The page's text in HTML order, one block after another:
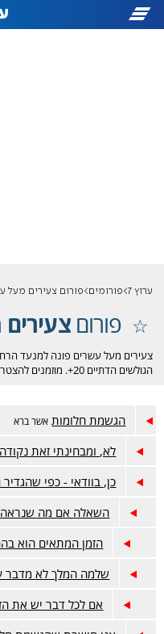
ערוץ 7 פורומים פורום צעירים מעל
פורום
צעירים מעל עשרים פונה למנעד
הגולשים הדתיים 20+. מוזמנים להצטרף!
הגשמת חלומות אשר ברא
לא, ומבחינתי זאת
כן, בוודאי - כפי
השאלה אם מה שנראה
הזמן המתאים הוא
שלמה המלך לא מדבר
אם לכל דבר יש את